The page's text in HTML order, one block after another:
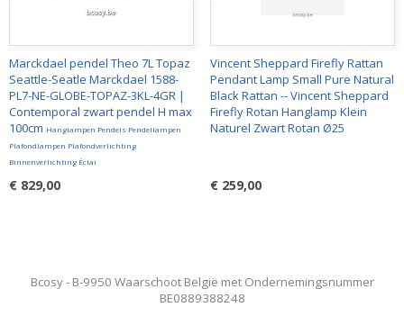
Marckdael pendel Theo 7L Topaz
Seattle-Seatle Marckdael 1588-
PL7-NE-GLOBE-TOPAZ-3KL-4GR |
Contemporal zwart pendel H max
100cm Hanglampen Pendels Pendellampen
Plafondlampen Plafondverlichting
Binnenverlichting Éclai
€ 829,00
Vincent Sheppard Firefly Rattan
Pendant Lamp Small Pure Natural
Black Rattan -- Vincent Sheppard
Firefly Rotan Hanglamp Klein
Naturel Zwart Rotan Ø25
€ 259,00
Bcosy - B-9950 Waarschoot België met Ondernemingsnummer
BE0889388248